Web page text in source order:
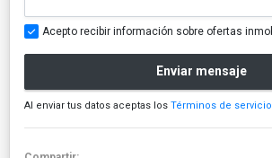
Acepto recibir información sobre ofertas
Enviar mensaje
Al enviar tus datos aceptas los Términos de